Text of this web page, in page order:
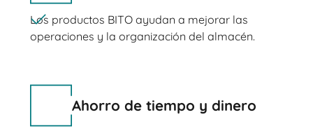
Los productos BITO ayudan a mejorar las
operaciones y la organización del almacén.
Ahorro de tiempo y dinero